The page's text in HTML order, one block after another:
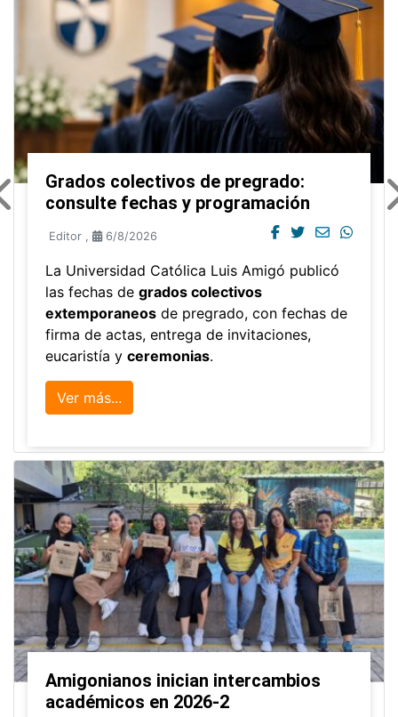
Grados colectivos de pregrado:
consulte fechas y programación
Editor , 6/8/2026
La Universidad Católica Luis Amigó publicó
las fechas de grados colectivos
extemporaneos de pregrado, con fechas de
firma de actas, entrega de invitaciones,
eucaristía y ceremonias.
Ver más...
Amigonianos inician intercambios
académicos en 2026-2